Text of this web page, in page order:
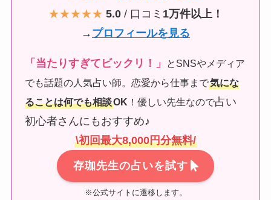
★★★★★ 5.0/ 口コミ 1万件以上！
→ プロフィールを見る
「当たりすぎてビックリ！」
とSNSやメディア
でも話題の人気占い師。恋愛から仕事まで気にな
ることは何でも相談OK ！優しい先生なので占い
初心者さんにもおすすめ♪
\初回最大8,000円分無料/
存珈先生の占いを試す
※公式サイトに遷移します。